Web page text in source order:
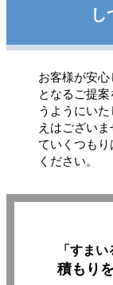
し
お客様が安
となるご提
うようにい
えはござい
ていくつも
ください。
「すま
積もり